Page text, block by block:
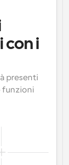
con i
presenti
funzioni